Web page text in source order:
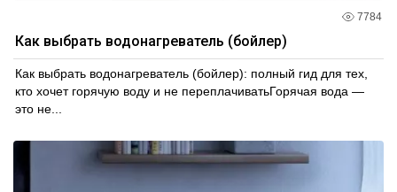
7784
Как выбрать водонагреватель (бойлер)
Как выбрать водонагреватель (бойлер): полный гид для тех,
кто хочет горячую воду и не переплачиватьГорячая вода —
это не...